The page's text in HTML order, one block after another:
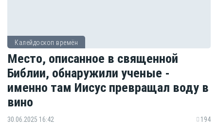
Калейдоскоп времён
Место, описанное в священной
Библии, обнаружили ученые -
именно там Иисус превращал воду в
вино
30.06.2025 16:42 194